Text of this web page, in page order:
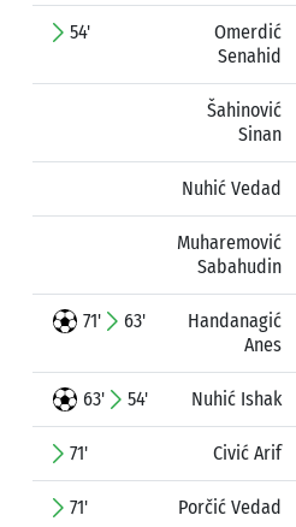
54'
Omerdić
Senahid
Šahinović
Sinan
Nuhić Vedad
Muharemović
Sabahudin
71' 63'
Handanagić
Anes
63' 54' Nuhić Ishak
71' Civić Arif
71' Porčić Vedad